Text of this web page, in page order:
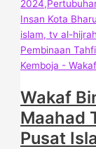
Wakaf
Maahad
Pusat